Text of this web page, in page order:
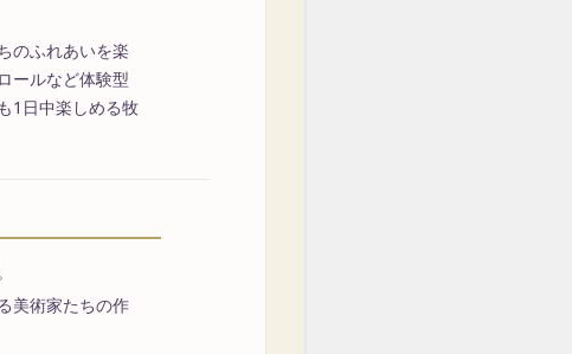
のふれあいを楽
ールなど体験型
1日中楽しめる牧
美術家たちの作